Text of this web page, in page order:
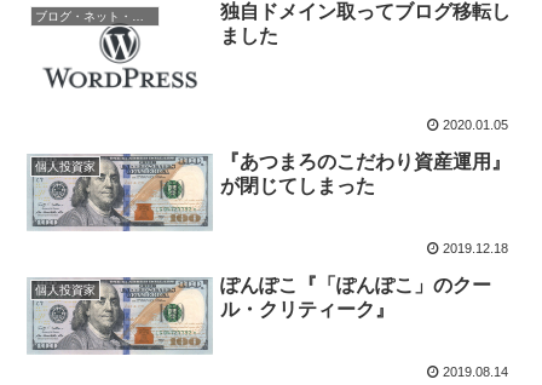
ブログ・ネット・ネタ
独自ドメイン取ってブログ移転し
ました
2020.01.05
個人投資家
『あつまろのこだわり資産運用』
が閉じてしまった
2019.12.18
個人投資家
ぽんぽこ『「ぽんぽこ」のクー
ル・クリティーク』
2019.08.14